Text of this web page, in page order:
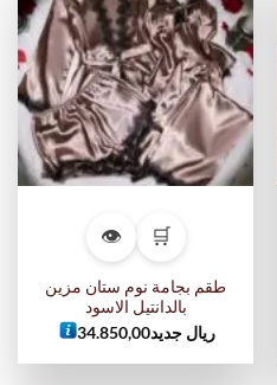
أضف
إلى
قائمة
الرغبات
🛒
👁
طقم بجامة نوم ستان مزين
بالدانتيل الاسود
ريال جديد34.850,00